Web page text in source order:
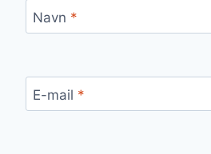
Navn *
E-mail *